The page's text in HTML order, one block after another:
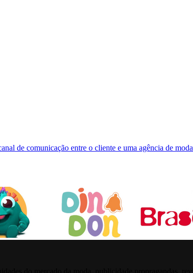
de comunicação entre o cliente e uma agência de moda